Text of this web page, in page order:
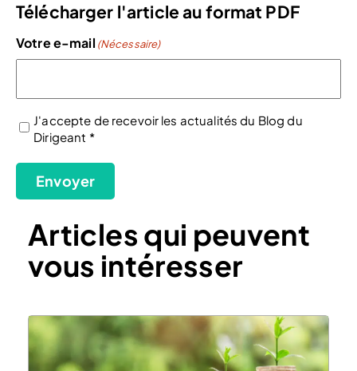
Télécharger l'article au format PDF
Votre e-mail (Nécessaire)
(Nécessaire)
J'accepte de recevoir les actualités du Blog du
Dirigeant *
Envoyer
Articles qui peuvent
vous intéresser